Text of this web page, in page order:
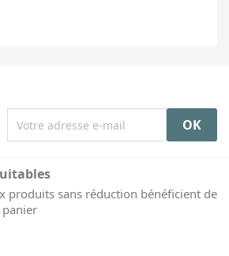
produits sans réduction bénéficient de
panier